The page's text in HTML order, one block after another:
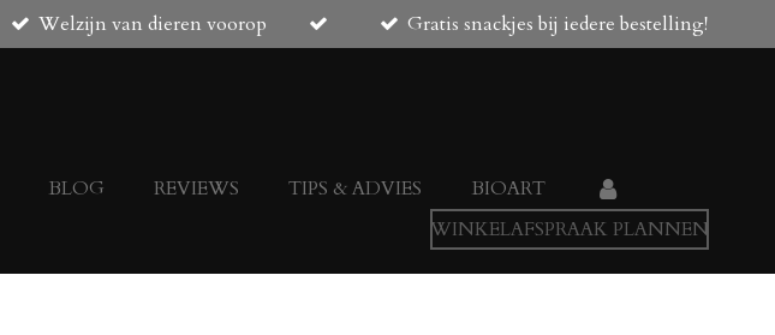
Welzijn van dieren voorop Gratis snackjes bij iedere bestelling!
BLOG REVIEWS TIPS & ADVIES
BIOART
WINKELAFSPRAAK PLANNEN